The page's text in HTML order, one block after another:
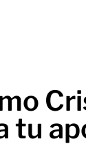
tu